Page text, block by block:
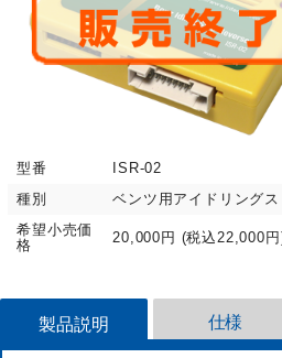
型番
ISR-02
種別
ベンツ用アイドリング
希望小売価
格
20,000円 (税込22,000
製品説明 仕様